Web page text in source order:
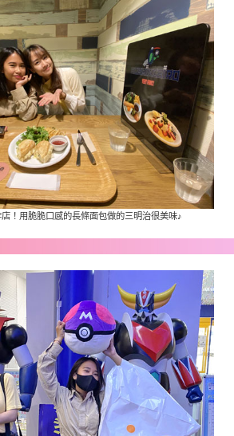
！用脆脆口感的長條面包做的三明治很美味♪